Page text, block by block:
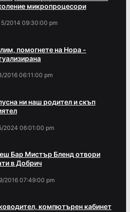
микропроцесори
2014 09:30:00 pm
помогнете на Нора -
2016 06:11:00 pm
ни наш родител и скъп
2024 06:01:00 pm
Бар Мистър Бленд отвори
в Добрич
2016 07:49:00 pm
компютърен кабинет